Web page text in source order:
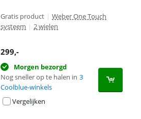
Gratis product | Weber One Touch
systeem | 2 wielen
299,-
Morgen bezorgd
Nog sneller op te halen in 3
Coolblue-winkels
Vergelijken